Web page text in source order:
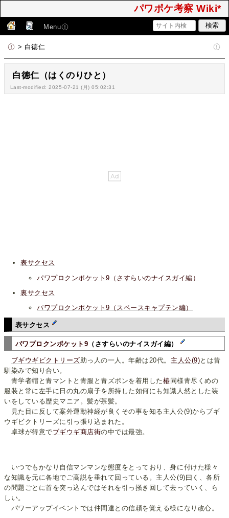
パワポケ考察 Wiki*
Menu
> 白徳仁
白徳仁（はくのりひと）
Last-modified: 2025-07-21 (月) 05:02:31
表サクセス
パワプロクンポケット9（さすらいのナイスガイ編）
裏サクセス
パワプロクンポケット9（スペースキャプテン編）
表サクセス
パワプロクンポケット9 （さすらいのナイスガイ編）
ブギウギビクトリーズ助っ人の一人。年齢は20代。 主人公(9)とは昔
馴染みで知り合い。
青学者帽と青マントと青服と青ズボンを着用した椿 同様青尽くめの
服装と常に左手に日の丸の扇子を所持した如何にも知識人然とした装
いをしている歴史マニア。髪が茶髪。
見た目に反して案外運動神経が良くその事を知る主人公(9)からブギ
ウギビクトリーズに引っ張り込まれた。
卓球が得意でブギウギ商店街の中では最強。
いつでもかなり自信マンマンな態度をとっており、身に付けた様々
な知識を元に各地でご高説を垂れて回っている。主人公(9)曰く、各所
の問題ごとに首を突っ込んではそれを引っ掻き回して去っていく、ら
しい。
パワーアップイベントでは仲間達との信頼を覚える様になり改心。